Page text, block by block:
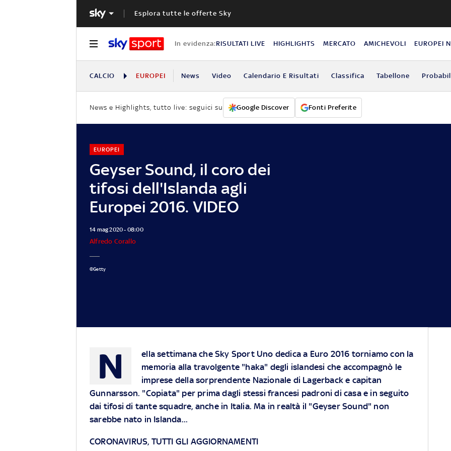
Esplora tutte le offerte Sky
In evidenza:RISULTATI LIVE HIGHLIGHTS MERCATO AMICHEVOLI EUROPEI
CALCIO EUROPEI News Video Calendario E Risultati Classifica Tabellone
News e Highlights, tutto live: seguici su Google Discover Fonti Preferite
Geyser Sound, il coro dei
tifosi dell'Islanda agli
Europei 2016. VIDEO
EUROPEI
14 mag 2020 - 08:00
Alfredo Corallo
©Getty
N
ella settimana che Sky Sport Uno dedica a Euro 2016 torniamo con la
memoria alla travolgente "haka" degli islandesi che accompagnò le
imprese della sorprendente Nazionale di Lagerback e capitan
Gunnarsson. "Copiata" per prima dagli stessi francesi padroni di casa e in seguito
dai tifosi di tante squadre, anche in Italia. Ma in realtà il "Geyser Sound" non
sarebbe nato in Islanda...
CORONAVIRUS, TUTTI GLI AGGIORNAMENTI